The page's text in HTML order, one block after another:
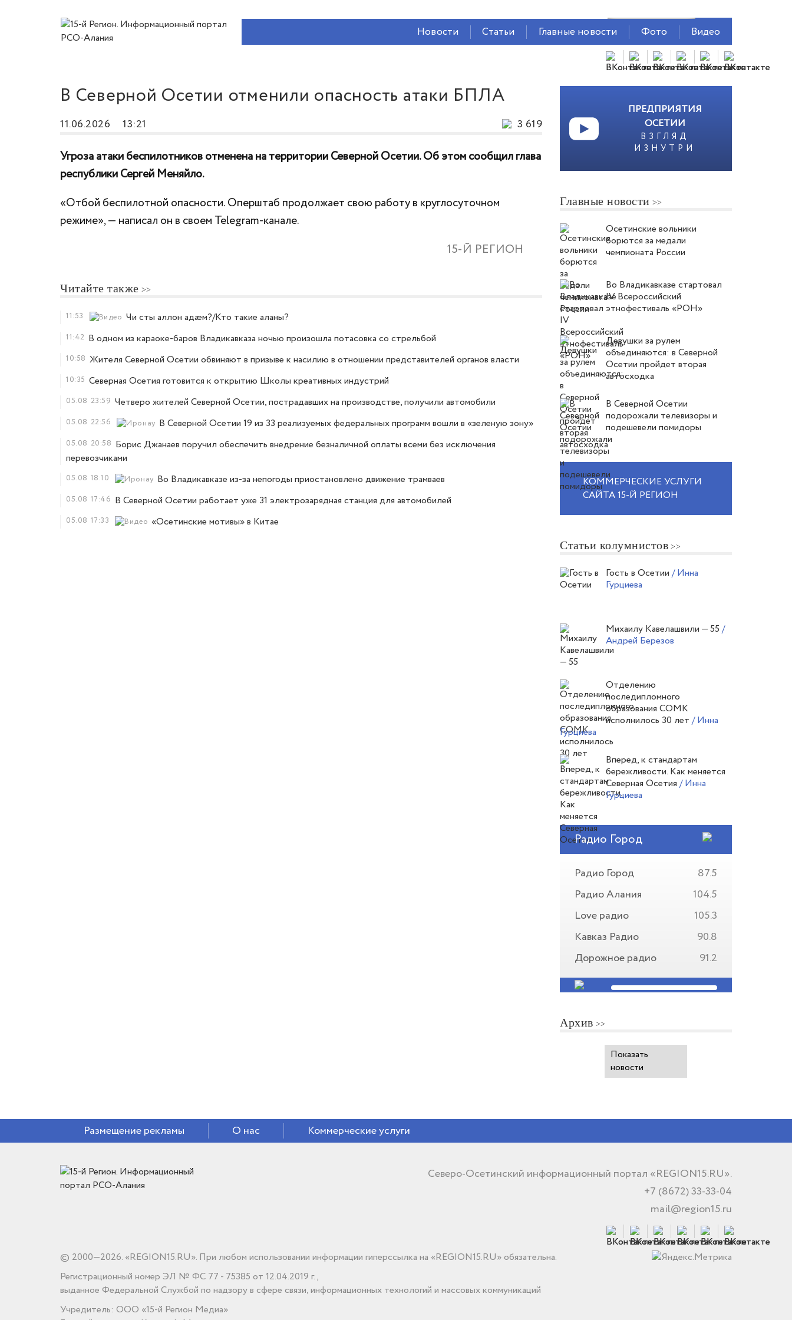
2.18 м/с
Новости Статьи Главные новости Фото Видео
В Северной Осетии отменили опасность атаки БПЛА
11.06.2026 13:21 3 619
Угроза атаки беспилотников отменена на территории Северной Осетии. Об этом сообщил глава
республики Сергей Меняйло.
«Отбой беспилотной опасности. Оперштаб продолжает свою работу в круглосуточном
режиме», — написал он в своем Telegram-канале.
15-Й РЕГИОН
Читайте также
11:53 Чи сты аллон адæм?/Кто такие аланы?
11:42 В одном из караоке-баров Владикавказа ночью произошла потасовка со стрельбой
10:58 Жителя Северной Осетии обвиняют в призыве к насилию в отношении представителей органов власти
10:35 Северная Осетия готовится к открытию Школы креативных индустрий
05.08 23:59 Четверо жителей Северной Осетии, пострадавших на производстве, получили автомобили
05.08 22:56 В Северной Осетии 19 из 33 реализуемых федеральных программ вошли в «зеленую зону»
05.08 20:58 Борис Джанаев поручил обеспечить внедрение безналичной оплаты всеми без исключения
перевозчиками
05.08 18:10 Во Владикавказе из-за непогоды приостановлено движение трамваев
05.08 17:46 В Северной Осетии работает уже 31 электрозарядная станция для автомобилей
05.08 17:33 «Осетинские мотивы» в Китае
ПРЕДПРИЯТИЯ
ОСЕТИИ
ВЗГЛЯД
ИЗНУТРИ
Главные новости
Осетинские вольники
борются за медали
чемпионата России
Во Владикавказе стартовал
IV Всероссийский
этнофестиваль «РОН»
Девушки за рулем
объединяются: в Северной
Осетии пройдет вторая
автосходка
В Северной Осетии
подорожали телевизоры и
подешевели помидоры
КОММЕРЧЕСКИЕ УСЛУГИ
САЙТА 15-Й РЕГИОН
Статьи колумнистов
Гость в Осетии/ Инна
Гурциева
Михаилу Кавелашвили — 55/
Андрей Березов
Отделению
последипломного
образования СОМК
исполнилось 30 лет/ Инна
Гурциева
Вперед, к стандартам
бережливости. Как меняется
Северная Осетия/ Инна
Гурциева
Радио Город
Радио Город
87.5
Радио Алания
104.5
Love радио
105.3
Кавказ Радио
90.8
Дорожное радио
91.2
Архив
Показать
новости
Размещение рекламы О нас Коммерческие услуги
Северо-Осетинский информационный портал «REGION15.RU».
+7 (8672) 33-33-04
mail@region15.ru
© 2000—2026. «REGION15.RU». При любом использовании информации гиперссылка на «REGION15.RU» обязательна.
Регистрационный номер ЭЛ № ФС 77 - 75385 от 12.04.2019 г.,
выданное Федеральной Службой по надзору в сфере связи, информационных технологий и массовых коммуникаций
Учредитель: ООО «15-й Регион Медиа»